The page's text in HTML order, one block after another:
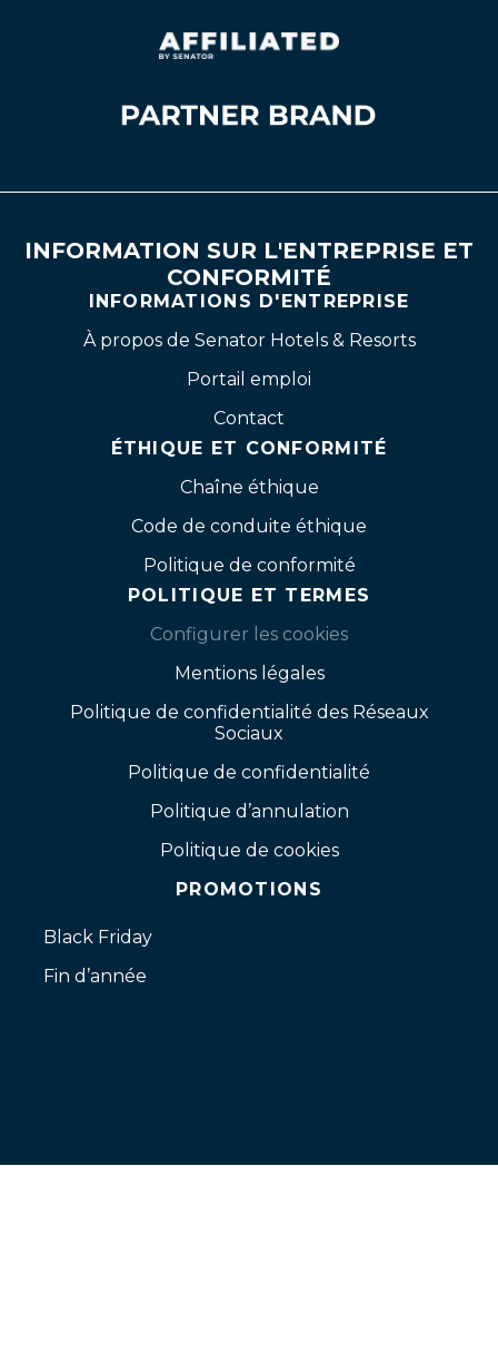
INFORMATION SUR L'ENTREPRISE ET
CONFORMITÉ
INFORMATIONS D'ENTREPRISE
À propos de Senator Hotels & Resorts
Portail emploi
Contact
ÉTHIQUE ET CONFORMITÉ
Chaîne éthique
Code de conduite éthique
Politique de conformité
POLITIQUE ET TERMES
Configurer les cookies
Mentions légales
Politique de confidentialité des Réseaux
Sociaux
Politique de confidentialité
Politique d’annulation
Politique de cookies
PROMOTIONS
Black Friday
Fin d’année